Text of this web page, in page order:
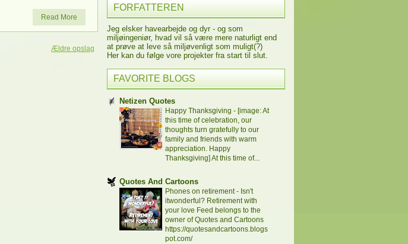
Read More
Ældre opslag
FORFATTEREN
Jeg elsker havearbejde og dyr - og som
miljøingeniør, hvad vil så være mere naturligt end
at prøve at leve så miljøvenligt som muligt(?)
Her kan du følge vore projekter fra start til slut.
FAVORITE BLOGS
Netizen Quotes
Happy Thanksgiving - [image: At
this time of celebration, our
thoughts turn gratefully to our
family and friends with warm
appreciation. Happy
Thanksgiving] At this time of...
Quotes And Cartoons
Phones on retirement- Isn't
itwonderful? Retirement with
your love Feed belongs to the
owner of Quotes and Cartoons
https://quotesandcartoons.blogs
pot.com/